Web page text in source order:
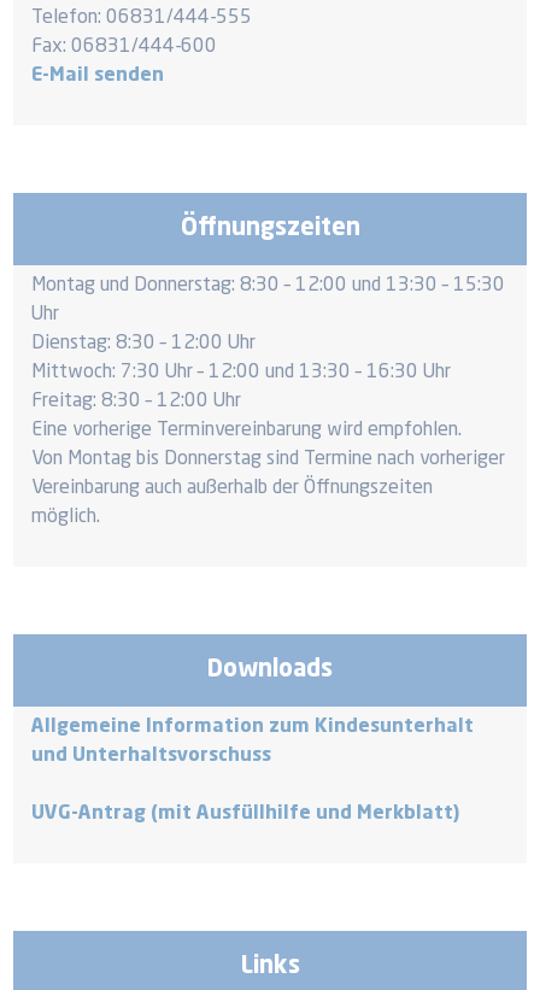
Telefon: 06831/444-555
Fax: 06831/444-600
E-Mail senden
Öffnungszeiten
Montag und Donnerstag: 8:30 – 12:00 und 13:30 – 15:30
Uhr
Dienstag: 8:30 – 12:00 Uhr
Mittwoch: 7:30 Uhr – 12:00 und 13:30 – 16:30 Uhr
Freitag: 8:30 – 12:00 Uhr
Eine vorherige Terminvereinbarung wird empfohlen.
Von Montag bis Donnerstag sind Termine nach vorheriger
Vereinbarung auch außerhalb der Öffnungszeiten
möglich.
Downloads
Allgemeine Information zum Kindesunterhalt
und Unterhaltsvorschuss
UVG-Antrag (mit Ausfüllhilfe und Merkblatt)
Links